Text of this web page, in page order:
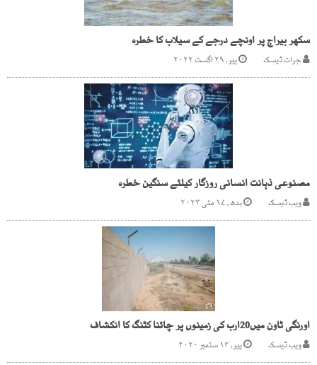
سکھر بیراج پر اونچے درجے کے سیلاب کا خطرہ
جرات ڈیسک پیر, ۲۹ اگست ۲۰۲۲
مصنوعی ذہانت انسانی روزگار کیلئے سنگین خطرہ
ویب ڈیسک بدھ, ۱۷ مئی ۲۰۲۳
اورنگی ٹاون میں20ارب کی زمینوں پر چائنا کٹنگ کا انکشاف
ویب ڈیسک پیر, ۱۴ ستمبر ۲۰۲۰